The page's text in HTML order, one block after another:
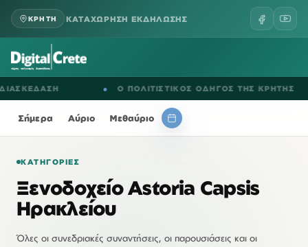
ΚΡΗΤΗ ΚΑΤΑΧΩΡΗΣΗ ΕΚΔΗΛΩΣΗΣ
Ο ΠΟΛΙΤΙΣΤΙΚΟΣ ΟΔΗΓΟΣ ΤΗΣ ΚΡΗΤΗΣ
Σήμερα Αύριο Μεθαύριο
ΚΑΤΗΓΟΡΊΕΣ
Ξενοδοχείο Astoria Capsis
Ηρακλείου
Όλες οι συνεδριακές συναντήσεις, οι παρουσιάσεις και οι